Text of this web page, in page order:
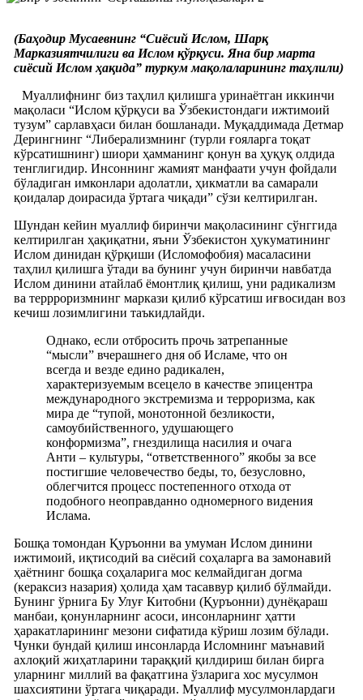
(Баҳодир Мусаевнинг “Сиёсий Ислом, Шарқ
Марказиятчилиги ва Ислом қўрқуси. Яна бир марта
сиёсий Ислом ҳақида” туркум мақолаларининг таҳлили)
Муаллифнинг биз таҳлил қилишга уринаётган иккинчи
мақоласи “Ислом қўрқуси ва Ўзбекистондаги ижтимоий
тузум” сарлавҳаси билан бошланади. Муқаддимада Детмар
Дерингнинг “Либерализмнинг (турли ғояларга тоқат
кўрсатишнинг) шиори ҳамманинг қонун ва ҳуқуқ олдида
тенглигидир. Инсоннинг жамият манфаати учун фойдали
бўладиган имконлари адолатли, ҳикматли ва самарали
қоидалар доирасида ўртага чиқади” сўзи келтирилган.
Шундан кейин муаллиф биринчи мақоласининг сўнггида
келтирилган ҳақиқатни, яъни Ўзбекистон ҳукуматининг
Ислом динидан қўрқиши (Исломофобия) масаласини
таҳлил қилишга ўтади ва бунинг учун биринчи навбатда
Ислом динини атайлаб ёмонтлиқ қилиш, уни радикализм
ва террроризмнинг маркази қилиб кўрсатиш иғвосидан воз
кечиш лозимлигини таъкидлайди.
Однако, если отбросить прочь затрепанные
“мысли” вчерашнего дня об Исламе, что он
всегда и везде едино радикален,
характеризуемым всецело в качестве эпицентра
международного экстремизма и терроризма, как
мира де “тупой, монотонной безликости,
самоубийственного, удушающего
конформизма”, гнездилища насилия и очага
Анти – культуры, “ответственного” якобы за все
постигшие человечество беды, то, безусловно,
облегчится процесс постепенного отхода от
подобного неоправданно одномерного видения
Ислама.
Бошқа томондан Қуръонни ва умуман Ислом динини
ижтимоий, иқтисодий ва сиёсий соҳаларга ва замонавий
ҳаётнинг бошқа соҳаларига мос келмайдиган догма
(кераксиз назария) ҳолида ҳам тасаввур қилиб бўлмайди.
Бунинг ўрнига Бу Улуғ Китобни (Қуръонни) дунёқараш
манбаи, қонунларнинг асоси, инсонларнинг ҳатти
ҳаракатларининг мезони сифатида кўриш лозим бўлади.
Чунки бундай қилиш инсонларда Исломнинг маънавий
ахлоқий жиҳатларини тараққий қилдириш билан бирга
уларнинг миллий ва фақатгина ўзларига хос мусулмон
шахсиятини ўртага чиқаради. Муаллиф мусулмонлардаги